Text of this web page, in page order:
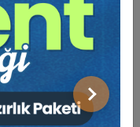
Sonraki